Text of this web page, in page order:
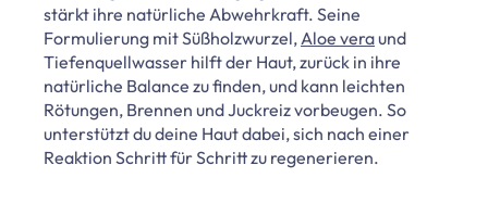
stärkt ihre natürliche Abwehrkraft. Seine
Formulierung mit Süßholzwurzel, Aloe veraund
Tiefenquellwasser hilft der Haut, zurück in ihre
natürliche Balance zu finden, und kann leichten
Rötungen, Brennen und Juckreiz vorbeugen. So
unterstützt du deine Haut dabei, sich nach einer
Reaktion Schritt für Schritt zu regenerieren.